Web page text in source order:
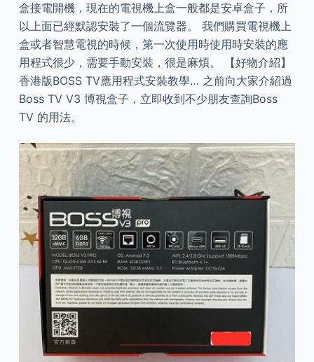
盒接電開機，現在的電視機上盒一般都是安卓盒子，所
以上面已經默認安裝了一個流覽器。 我們購買電視機上
盒或者智慧電視的時候，第一次使用時使用時安裝的應
用程式很少，需要手動安裝，很是麻煩。 【好物介紹】
香港版BOSS TV應用程式安裝教學… 之前向大家介紹過
Boss TV V3 博視盒子，立即收到不少朋友查詢Boss
TV 的用法。